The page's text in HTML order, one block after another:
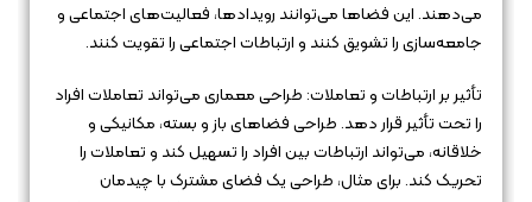
می‌دهند. این فضاها می‌توانند رویدادها، فعالیت‌های اجتماعی و
جامعه‌سازی را تشویق کنند و ارتباطات اجتماعی را تقویت کنند.
تأثیر بر ارتباطات و تعاملات: طراحی معماری می‌تواند تعاملات افراد
را تحت تأثیر قرار دهد. طراحی فضاهای باز و بسته، مکانیکی و
خلاقانه، می‌تواند ارتباطات بین افراد را تسهیل کند و تعاملات را
تحریک کند. برای مثال، طراحی یک فضای مشترک با چیدمان